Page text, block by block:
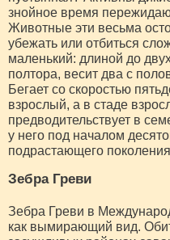
знойное время
Животные эти весьма
убежать или отбиться
маленький: длиной до
полтора, весит два с
Бегает со скоростью
взрослый, а в стаде
предводительствует в
у него под началом
подрастающего
Зебра Греви
Зебра Греви в
как вымирающий вид.